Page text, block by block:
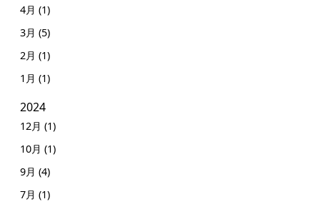
4月 (1)
3月 (5)
2月 (1)
1月 (1)
2024
12月 (1)
10月 (1)
9月 (4)
7月 (1)